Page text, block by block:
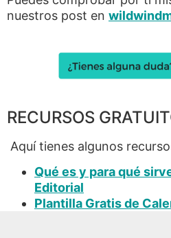
nuestros post en
RECURSOS
Aquí tienes algunos
Qué es y para qué
Editorial
Plantilla Gratis de